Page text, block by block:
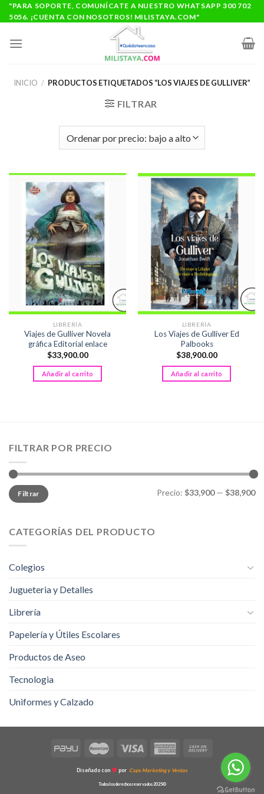
Saltar
al
"PARA SOPORTE, COMUNÍCATE A NUESTRO WHATSAPP 300 702
5056. ¡CUENTA CON NOSOTROS! MILISTAYA.COM"
INICIO / PRODUCTOS ETIQUETADOS “LOS VIAJES DE GULLIVER”
FILTRAR
LIBRERÍA
Viajes de Gulliver Novela
gráfica Editorial enlace
$33,900.00
Añadir al carrito
LIBRERÍA
Los Viajes de Gulliver Ed
Palbooks
$38,900.00
Añadir al carrito
FILTRAR POR PRECIO
Precio
mínimo
Precio
máximo
Filtrar Precio: $33,900— $38,900
CATEGORÍAS DEL PRODUCTO
Colegios
Jugueteria y Detalles
Librería
Papelería y Útiles Escolares
Productos de Aseo
Tecnologia
Uniformes y Calzado
Diseñado con por Caps Marketing y Ventas
Todos los derechos reservados 2025©